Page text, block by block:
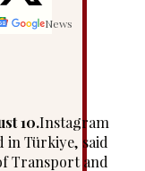
News
10.Instagram
in Türkiye, said
Transport and